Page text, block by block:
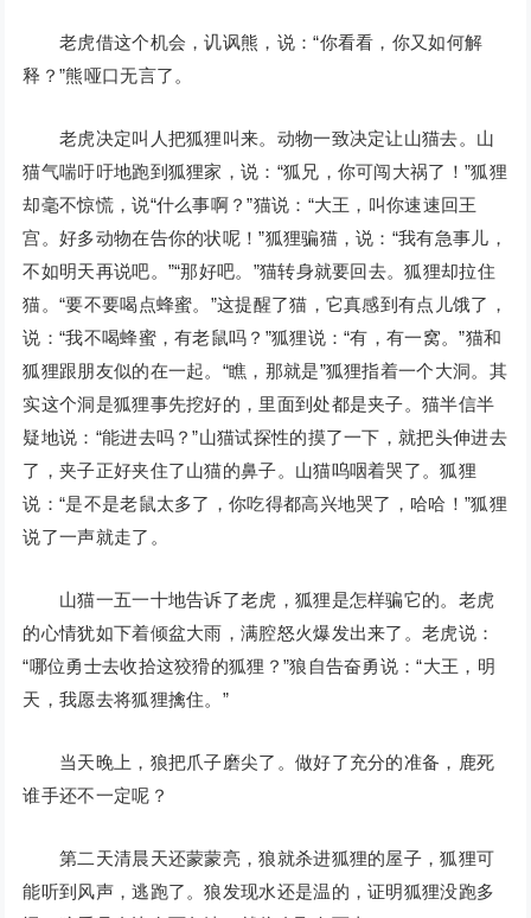
老虎借这个机会，讥讽熊，说：“你看看，你又如何解
释？”熊哑口无言了。
老虎决定叫人把狐狸叫来。动物一致决定让山猫去。山
猫气喘吁吁地跑到狐狸家，说：“狐兄，你可闯大祸了！”狐狸
却毫不惊慌，说“什么事啊？”猫说：“大王，叫你速速回王
宫。好多动物在告你的状呢！”狐狸骗猫，说：“我有急事儿，
不如明天再说吧。”“那好吧。”猫转身就要回去。狐狸却拉住
猫。“要不要喝点蜂蜜。”这提醒了猫，它真感到有点儿饿了，
说：“我不喝蜂蜜，有老鼠吗？”狐狸说：“有，有一窝。”猫和
狐狸跟朋友似的在一起。“瞧，那就是”狐狸指着一个大洞。其
实这个洞是狐狸事先挖好的，里面到处都是夹子。猫半信半
疑地说：“能进去吗？”山猫试探性的摸了一下，就把头伸进去
了，夹子正好夹住了山猫的鼻子。山猫呜咽着哭了。狐狸
说：“是不是老鼠太多了，你吃得都高兴地哭了，哈哈！”狐狸
说了一声就走了。
山猫一五一十地告诉了老虎，狐狸是怎样骗它的。老虎
的心情犹如下着倾盆大雨，满腔怒火爆发出来了。老虎说：
“哪位勇士去收拾这狡猾的狐狸？”狼自告奋勇说：“大王，明
天，我愿去将狐狸擒住。”
当天晚上，狼把爪子磨尖了。做好了充分的准备，鹿死
谁手还不一定呢？
第二天清晨天还蒙蒙亮，狼就杀进狐狸的屋子，狐狸可
能听到风声，逃跑了。狼发现水还是温的，证明狐狸没跑多